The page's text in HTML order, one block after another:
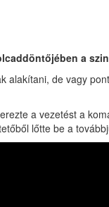
a
de vagy
a vezetést a
lőtte be a